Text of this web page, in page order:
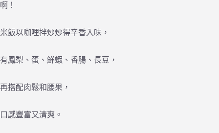
啊！
米飯以咖哩拌炒炒得辛香入味，
有鳳梨、蛋、鮮蝦、香腸、長豆，
再搭配肉鬆和腰果，
口感豐富又清爽。